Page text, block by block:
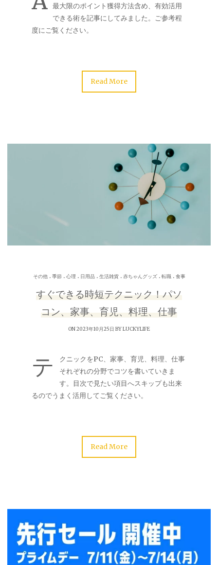
最大限のポイント獲得方法含め、有効活用
できる術を記事にしてみました。ご参考程
度にご覧ください。
Read More
その他. 季節 . 心理 . 日用品. 生活雑貨. 赤ちゃんグッズ. 転職. 食事
すぐできる時短テクニック！パソ
コン、家事、育児、料理、仕事
ON 2023年10月25日 BYLUCKYLIFE
テ
クニックをPC、家事、育児、料理、仕事
それぞれの分野でコツを書いていきま
す。目次で見たい項目へスキップも出来
るのでうまく活用してご覧ください。
Read More